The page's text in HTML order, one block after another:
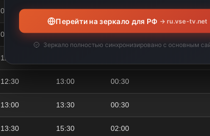
09:30 09:55 00:25
09:55 11:10 01:15
11:10
12:30 13:00 00:30
13:00 13:30 00:30
13:30 15:30 02:00
Перейти на зеркало для РФ → ru.vse-tv.net
Зеркало полностью синхронизировано с основным